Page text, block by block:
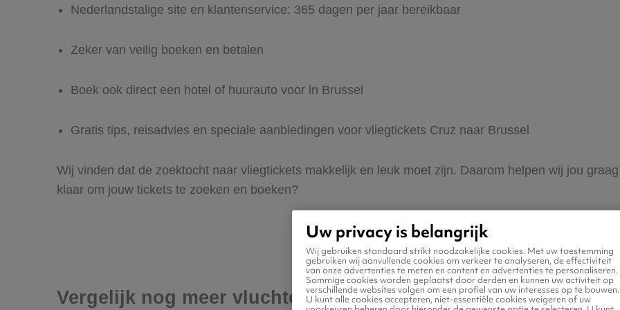
Nederlandstalige site en klantenservice: 365 dagen per jaar bereikbaar
Zeker van veilig boeken en betalen
Boek ook direct een hotel of huurauto voor in Brussel
Gratis tips, reisadvies en speciale aanbiedingen voor vliegtickets Cruz naar Brussel
Wij vinden dat de zoektocht naar vliegtickets makkelijk en leuk moet zijn. Daarom helpen wij jou
klaar om jouw tickets te zoeken en boeken?
Vergelijk nog meer vluchten naar Brussel
Uw privacy is belangrijk
Wij gebruiken standaard strikt noodzakelijke cookies. Met uw toestemming
gebruiken wij aanvullende cookies om verkeer te analyseren, de effectiviteit
van onze advertenties te meten en content en advertenties te personaliseren.
Sommige cookies worden geplaatst door derden en kunnen uw activiteit op
verschillende websites volgen om een profiel van uw interesses op te bouwen.
U kunt alle cookies accepteren, niet-essentiële cookies weigeren of uw